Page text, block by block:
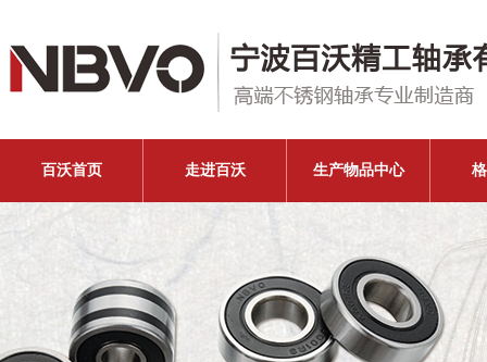
百沃首页 走进百沃 生产物品中心